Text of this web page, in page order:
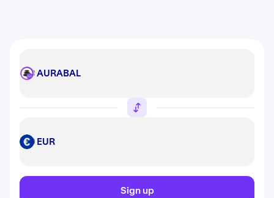
AURABAL AURABAL
EUR EUR
Sign up